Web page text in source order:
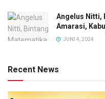
Angelus Nitti,
Amarasi,
JUNI 4, 2024
Recent News